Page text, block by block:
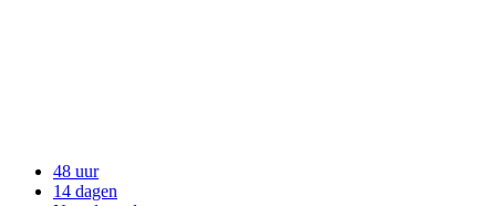
48 uur
14 dagen